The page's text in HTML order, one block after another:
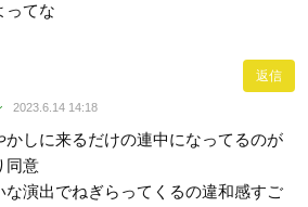
ってな
返信
2023.6.14 14:18
かしに来るだけの連中になってるのが
同意
な演出でねぎらってくるの違和感すご